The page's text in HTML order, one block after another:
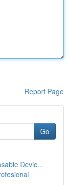
Report Page
Go
Devic...